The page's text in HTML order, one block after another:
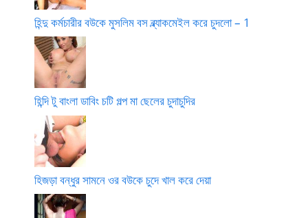
হিন্দু কর্মচারীর বউকে মুসলিম বস ব্ল্যাকমেইল করে চুদলো – 1
হিন্দি টু বাংলা ডাবিং চটি গল্প মা ছেলের চুদাচুদির
হিজড়া বন্ধুর সামনে ওর বউকে চুদে খাল করে দেয়া